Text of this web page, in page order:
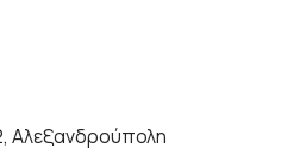
Αλεξανδρούπολη